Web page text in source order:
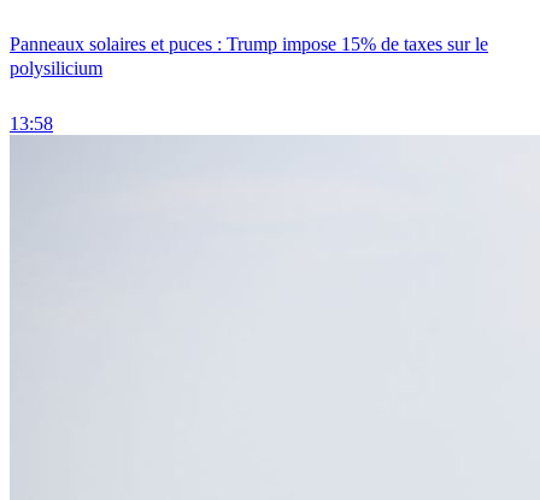
Panneaux solaires et puces : Trump impose 15% de taxes sur le
polysilicium
13:58